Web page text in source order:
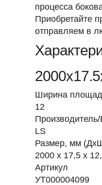
процесса
Приобретайте
отправляем в
Ширина
12
LS
Размер, мм
2000 х 17,5 х
Артикул
УТ000004099